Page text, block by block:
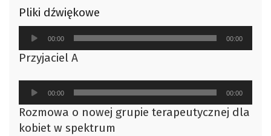
Pliki dźwiękowe
Odtwarzacz
plików
dźwiękowych
00:00 00:00
Przyjaciel A
Odtwarzacz
plików
dźwiękowych
00:00 00:00
Rozmowa o nowej grupie terapeutycznej dla
kobiet w spektrum